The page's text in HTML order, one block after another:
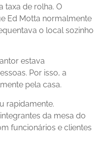
taxa de rolha. O
Ed Motta normalmente
o local sozinho
estava
Por isso, a
pela casa.
rapidamente.
da mesa do
funcionários e clientes